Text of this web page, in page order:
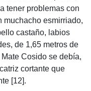
tener problemas con
muchacho esmirriado,
castaño, labios
de 1,65 metros de
Cosido se debía,
cortante que
[12].